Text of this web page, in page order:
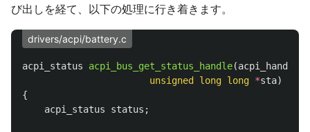
び出しを経て、以下の処理に行き着きます。
drivers/acpi/battery.c
acpi_status acpi_bus_get_status_handle(acpi_handle
unsigned
long long *sta)
{
acpi_status
status ;